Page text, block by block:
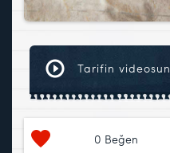
Tarifin
0 Beğen